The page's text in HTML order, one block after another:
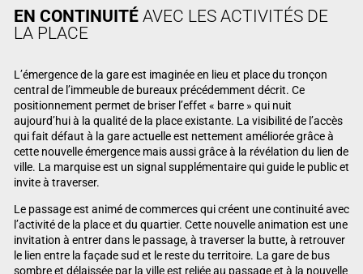
EN CONTINUITÉ AVEC LES ACTIVITÉS DE
LA PLACE
L’émergence de la gare est imaginée en lieu et place du tronçon
central de l’immeuble de bureaux précédemment décrit. Ce
positionnement permet de briser l’effet « barre » qui nuit
aujourd’hui à la qualité de la place existante. La visibilité de l’accès
qui fait défaut à la gare actuelle est nettement améliorée grâce à
cette nouvelle émergence mais aussi grâce à la révélation du lien de
ville. La marquise est un signal supplémentaire qui guide le public et
invite à traverser.
Le passage est animé de commerces qui créent une continuité avec
l’activité de la place et du quartier. Cette nouvelle animation est une
invitation à entrer dans le passage, à traverser la butte, à retrouver
le lien entre la façade sud et le reste du territoire. La gare de bus
sombre et délaissée par la ville est reliée au passage et à la nouvelle